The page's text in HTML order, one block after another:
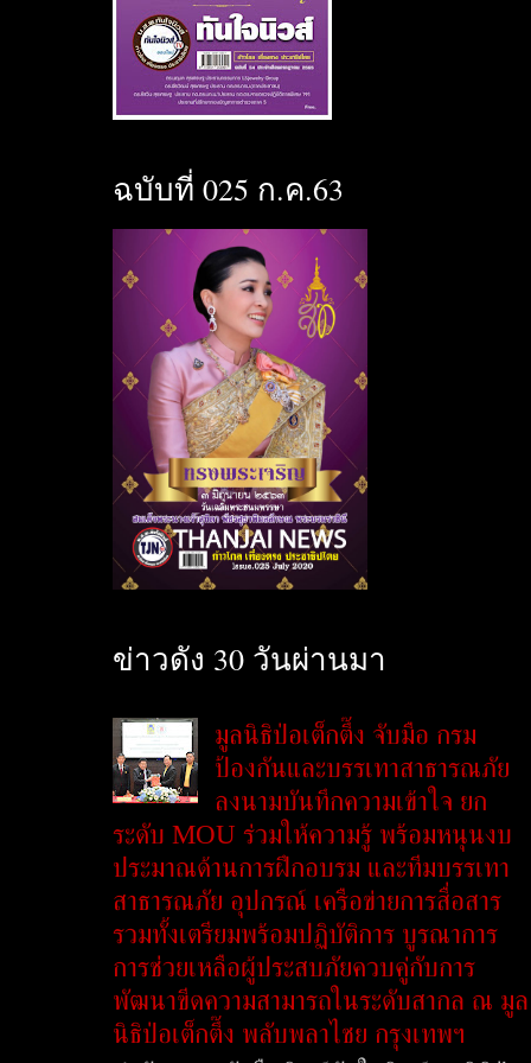
ฉบับที่ 025 ก.ค.63
ข่าวดัง 30 วันผ่านมา
มูลนิธิป่อเต็กตึ๊ง จับมือ กรม
ป้องกันและบรรเทาสาธารณภัย
ลงนามบันทึกความเข้าใจ ยก
ระดับ MOU ร่วมให้ความรู้ พร้อมหนุนงบ
ประมาณด้านการฝึกอบรม และทีมบรรเทา
สาธารณภัย อุปกรณ์ เครือข่ายการสื่อสาร
รวมทั้งเตรียมพร้อมปฏิบัติการ บูรณาการ
การช่วยเหลือผู้ประสบภัยควบคู่กับการ
พัฒนาขีดความสามารถในระดับสากล ณ มูล
นิธิป่อเต็กตึ๊ง พลับพลาไชย กรุงเทพฯ